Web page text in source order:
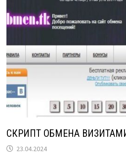
СКРИПТ ОБМЕНА ВИЗИТАМИ
23.04.2024